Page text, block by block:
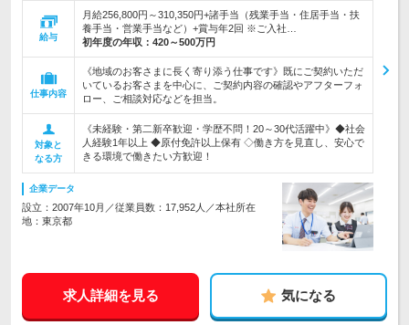
給与
月給256,800円～310,350円+諸手当（残業手当・住居手当・扶
養手当・営業手当など）+賞与年2回 ※ご入社…
初年度の年収： 420～500万円
仕事内容
《地域のお客さまに長く寄り添う仕事です》既にご契約いただ
いているお客さまを中心に、ご契約内容の確認やアフターフォ
ロー、ご相談対応などを担当。
対象と
なる方
《未経験・第二新卒歓迎・学歴不問！20～30代活躍中》◆社会
人経験1年以上 ◆原付免許以上保有 ◇働き方を見直し、安心で
きる環境で働きたい方歓迎！
企業データ
設立：2007年10月／従業員数：17,952人／本社所在
地：東京都
求人詳細を見る 気になる